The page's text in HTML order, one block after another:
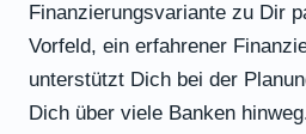
Finanzierungsvariante zu Dir
Vorfeld, ein erfahrener
unterstützt Dich bei der
Dich über viele Banken